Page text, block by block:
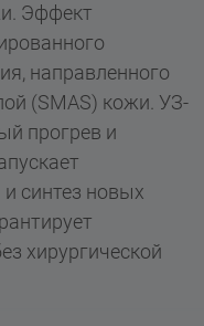
Эффект
направленного
(SMAS) кожи. УЗ-
прогрев и
синтез новых
хирургической